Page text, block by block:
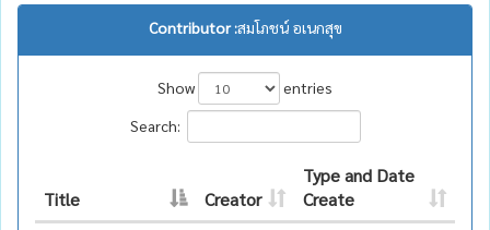
Contributor :สมโภชน์ อเนกสุข
Show
entries
Search:
Title Creator
Type and Date
Create